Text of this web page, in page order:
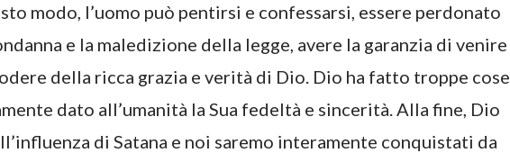
modo, l’uomo può pentirsi e confessarsi, essere perdonato
e la maledizione della legge, avere la garanzia di venire
della ricca grazia e verità di Dio. Dio ha fatto troppe cose
dato all’umanità la Sua fedeltà e sincerità. Alla fine, Dio
di Satana e noi saremo interamente conquistati da